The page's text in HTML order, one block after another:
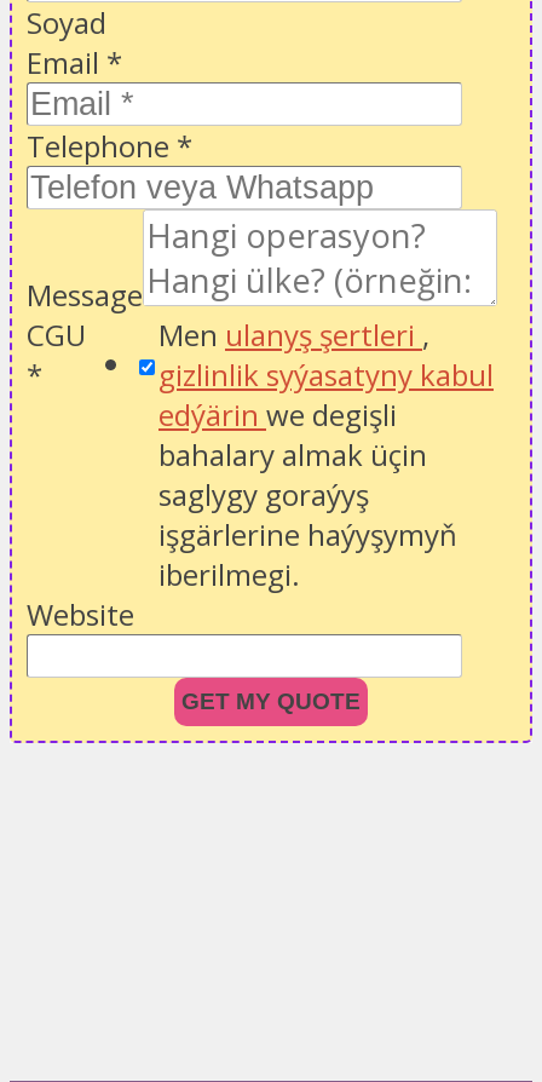
Soyad
Email *
Telephone *
Message
CGU
*
Men ulanyş şertleri ,
gizlinlik syýasatyny kabul
edýärin we degişli
bahalary almak üçin
saglygy goraýyş
işgärlerine haýyşymyň
iberilmegi.
Website
GET MY QUOTE